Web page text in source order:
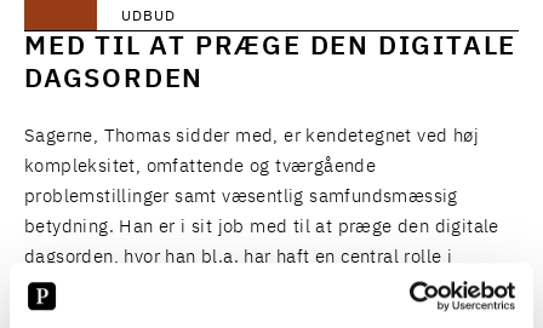
UDBUD
MED TIL AT PRÆGE DEN DIGITALE
DAGSORDEN
Sagerne, Thomas sidder med, er kendetegnet ved høj
kompleksitet, omfattende og tværgående
problemstillinger samt væsentlig samfundsmæssig
betydning. Han er i sit job med til at præge den digitale
dagsorden, hvor han bl.a. har haft en central rolle i
anskaffelsen og udviklingen af MitID, som er et af landets
største og væsentligste digitale infrastrukturprojekter. Der